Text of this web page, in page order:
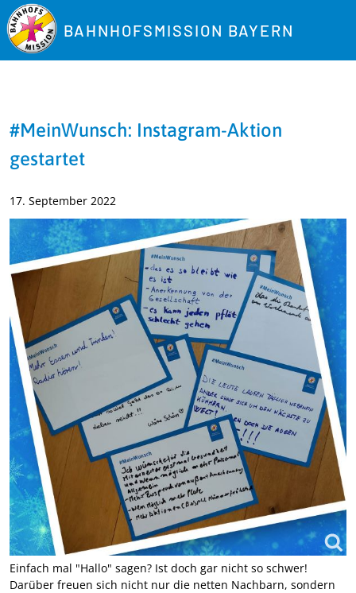
BAHNHOFSMISSION BAYERN
#MeinWunsch: Instagram-Aktion
gestartet
17. September 2022
Einfach mal "Hallo" sagen? Ist doch gar nicht so schwer!
Darüber freuen sich nicht nur die netten Nachbarn, sondern